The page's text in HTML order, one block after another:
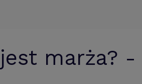
marża?